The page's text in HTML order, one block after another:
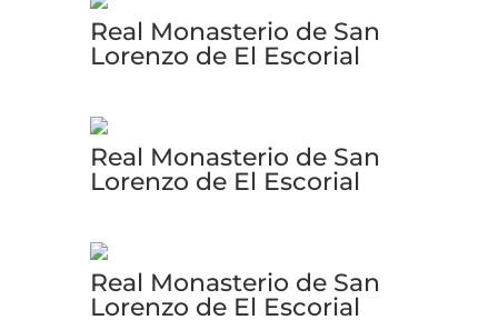
Real Monasterio de San
Lorenzo de El Escorial
Real Monasterio de San
Lorenzo de El Escorial
Real Monasterio de San
Lorenzo de El Escorial